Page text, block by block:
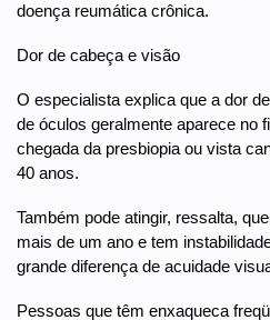
doença reumática crônica.
Dor de cabeça e visão
O especialista explica que a dor
de óculos geralmente aparece no
chegada da presbiopia ou vista
40 anos.
Também pode atingir, ressalta,
mais de um ano e tem
grande diferença de acuidade
Pessoas que têm enxaqueca